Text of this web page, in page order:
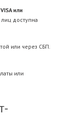
или
доступна
или через СБП.
или